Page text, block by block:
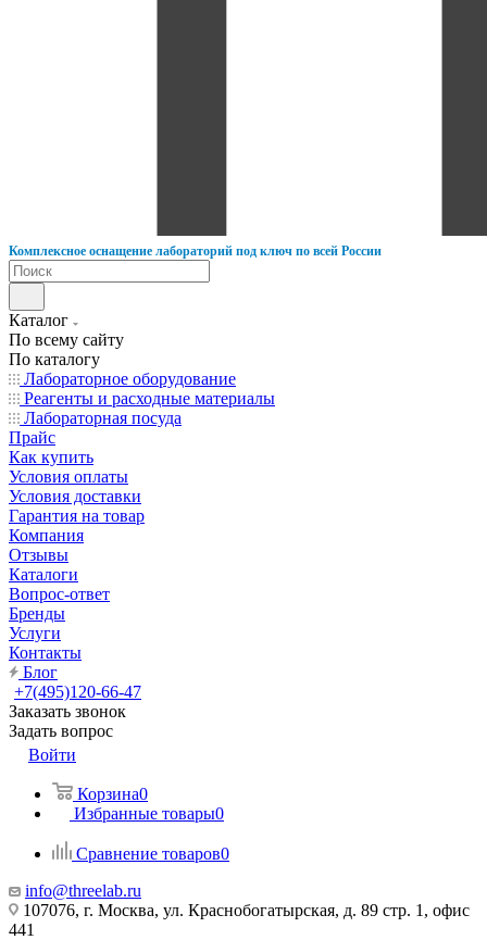
Комплексное оснащение лабораторий под ключ по всей России
Каталог
По всему сайту
По каталогу
Лабораторное оборудование
Реагенты и расходные материалы
Лабораторная посуда
Прайс
Как купить
Условия оплаты
Условия доставки
Гарантия на товар
Компания
Отзывы
Каталоги
Вопрос-ответ
Бренды
Услуги
Контакты
Блог
+7(495)120-66-47
Заказать звонок
Задать вопрос
Войти
Корзина0
Избранные товары0
Сравнение товаров0
info@threelab.ru
107076, г. Москва, ул. Краснобогатырская, д. 89 стр. 1, офис
441